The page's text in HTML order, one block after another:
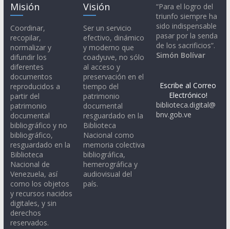
Misión
Coordinar,
recopilar,
normalizar y
difundir los
diferentes
documentos
reproducidos a
partir del
patrimonio
documental
bibliográfico y no
bibliográfico,
resguardado en la
Biblioteca
Nacional de
Venezuela, así
como los objetos
y recursos nacidos
digitales, y sin
derechos
reservados.
Visión
Ser un servicio
efectivo, dinámico
y moderno que
coadyuve, no sólo
al acceso y
preservación en el
tiempo del
patrimonio
documental
resguardado en la
Biblioteca
Nacional como
memoria colectiva
bibliográfica,
hemerográfica y
audiovisual del
país.
“Para el logro del
triunfo siempre ha
sido indispensable
pasar por la senda
de los sacrificios”.
Simón Bolívar
Escribe al Correo
Electrónico!
biblioteca.digital@
bnv.gob.ve